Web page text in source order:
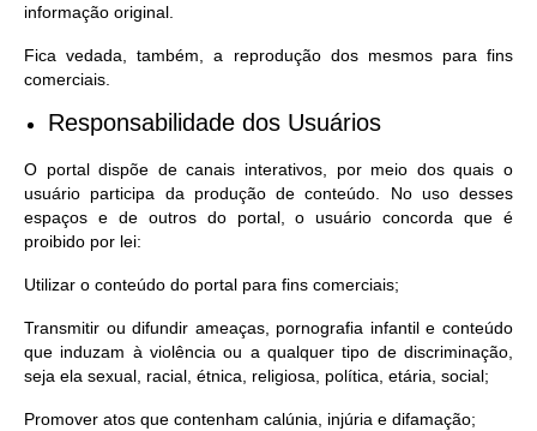
informação original.
Fica vedada, também, a reprodução dos mesmos para fins
comerciais.
Responsabilidade dos Usuários
O portal dispõe de canais interativos, por meio dos quais o
usuário participa da produção de conteúdo. No uso desses
espaços e de outros do portal, o usuário concorda que é
proibido por lei:
Utilizar o conteúdo do portal para fins comerciais;
Transmitir ou difundir ameaças, pornografia infantil e conteúdo
que induzam à violência ou a qualquer tipo de discriminação,
seja ela sexual, racial, étnica, religiosa, política, etária, social;
Promover atos que contenham calúnia, injúria e difamação;